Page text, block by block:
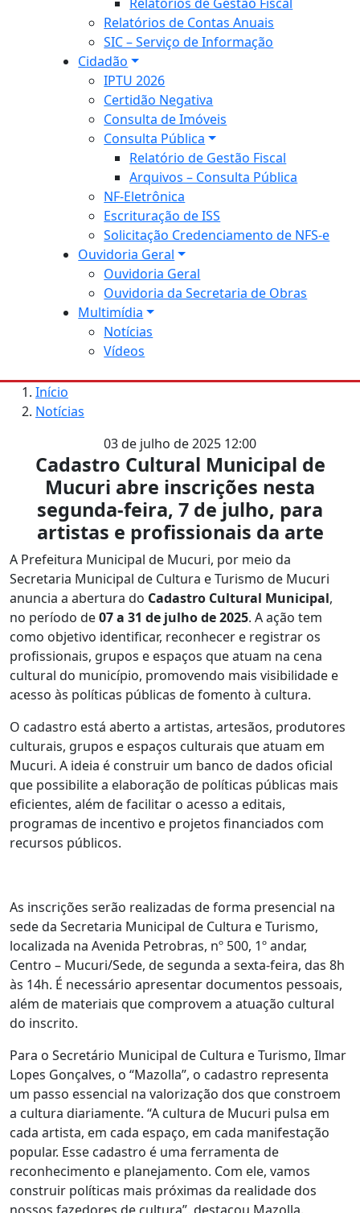
Relatórios de Contas Anuais
SIC – Serviço de Informação
Cidadão
IPTU 2026
Certidão Negativa
Consulta de Imóveis
Consulta Pública
Relatório de Gestão Fiscal
Arquivos – Consulta Pública
NF-Eletrônica
Escrituração de ISS
Solicitação Credenciamento de NFS-e
Ouvidoria Geral
Ouvidoria Geral
Ouvidoria da Secretaria de Obras
Multimídia
Notícias
Vídeos
Início
Notícias
03 de julho de 2025 12:00
Cadastro Cultural Municipal de
Mucuri abre inscrições nesta
segunda-feira, 7 de julho, para
artistas e profissionais da arte
A Prefeitura Municipal de Mucuri, por meio da
Secretaria Municipal de Cultura e Turismo de Mucuri
anuncia a abertura do Cadastro Cultural Municipal,
no período de07 a 31 de julho de 2025. A ação tem
como objetivo identificar, reconhecer e registrar os
profissionais, grupos e espaços que atuam na cena
cultural do município, promovendo mais visibilidade e
acesso às políticas públicas de fomento à cultura.
O cadastro está aberto a artistas, artesãos, produtores
culturais, grupos e espaços culturais que atuam em
Mucuri. A ideia é construir um banco de dados oficial
que possibilite a elaboração de políticas públicas mais
eficientes, além de facilitar o acesso a editais,
programas de incentivo e projetos financiados com
recursos públicos.
As inscrições serão realizadas de forma presencial na
sede da Secretaria Municipal de Cultura e Turismo,
localizada na Avenida Petrobras, nº 500, 1º andar,
Centro – Mucuri/Sede, de segunda a sexta-feira, das 8h
às 14h. É necessário apresentar documentos pessoais,
além de materiais que comprovem a atuação cultural
do inscrito.
Para o Secretário Municipal de Cultura e Turismo, Ilmar
Lopes Gonçalves, o “Mazolla”, o cadastro representa
um passo essencial na valorização dos que constroem
a cultura diariamente. “A cultura de Mucuri pulsa em
cada artista, em cada espaço, em cada manifestação
popular. Esse cadastro é uma ferramenta de
reconhecimento e planejamento. Com ele, vamos
construir políticas mais próximas da realidade dos